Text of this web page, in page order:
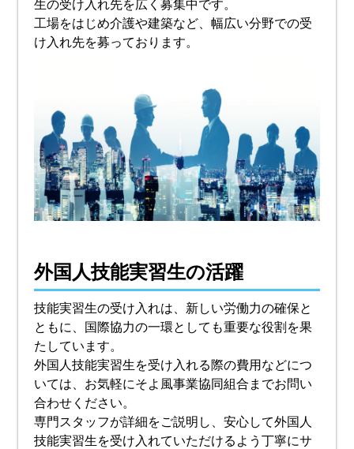
生の受け入れ先を広く募集中です。
工場をはじめ介護や建築など、幅広い分野での受
け入れ先を募っております。
外国人技能実習生の活躍
技能実習生の受け入れは、新しい労働力の確保と
ともに、国際協力の一環としても重要な役割を果
たしています。
外国人技能実習生を受け入れる際の費用などにつ
いては、お気軽にそよ風事業協同組合までお問い
合わせください。
専門スタッフが詳細をご説明し、安心して外国人
技能実習生を受け入れていただけるよう丁寧にサ